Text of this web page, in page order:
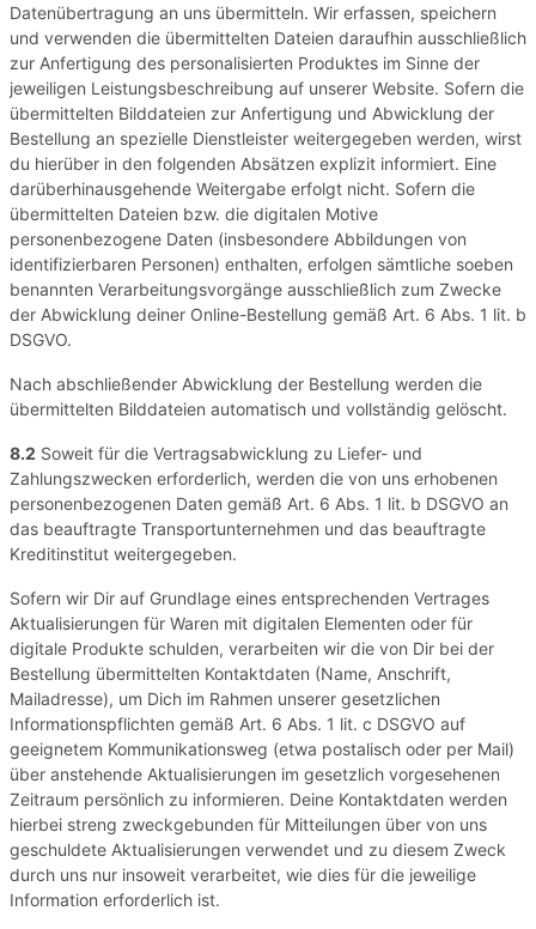
Datenübertragung an uns übermitteln. Wir erfassen, speichern
und verwenden die übermittelten Dateien daraufhin ausschließlich
zur Anfertigung des personalisierten Produktes im Sinne der
jeweiligen Leistungsbeschreibung auf unserer Website. Sofern die
übermittelten Bilddateien zur Anfertigung und Abwicklung der
Bestellung an spezielle Dienstleister weitergegeben werden, wirst
du hierüber in den folgenden Absätzen explizit informiert. Eine
darüberhinausgehende Weitergabe erfolgt nicht. Sofern die
übermittelten Dateien bzw. die digitalen Motive
personenbezogene Daten (insbesondere Abbildungen von
identifizierbaren Personen) enthalten, erfolgen sämtliche soeben
benannten Verarbeitungsvorgänge ausschließlich zum Zwecke
der Abwicklung deiner Online-Bestellung gemäß Art. 6 Abs. 1 lit. b
DSGVO.
Nach abschließender Abwicklung der Bestellung werden die
übermittelten Bilddateien automatisch und vollständig gelöscht.
8.2 Soweit für die Vertragsabwicklung zu Liefer- und
Zahlungszwecken erforderlich, werden die von uns erhobenen
personenbezogenen Daten gemäß Art. 6 Abs. 1 lit. b DSGVO an
das beauftragte Transportunternehmen und das beauftragte
Kreditinstitut weitergegeben.
Sofern wir Dir auf Grundlage eines entsprechenden Vertrages
Aktualisierungen für Waren mit digitalen Elementen oder für
digitale Produkte schulden, verarbeiten wir die von Dir bei der
Bestellung übermittelten Kontaktdaten (Name, Anschrift,
Mailadresse), um Dich im Rahmen unserer gesetzlichen
Informationspflichten gemäß Art. 6 Abs. 1 lit. c DSGVO auf
geeignetem Kommunikationsweg (etwa postalisch oder per Mail)
über anstehende Aktualisierungen im gesetzlich vorgesehenen
Zeitraum persönlich zu informieren. Deine Kontaktdaten werden
hierbei streng zweckgebunden für Mitteilungen über von uns
geschuldete Aktualisierungen verwendet und zu diesem Zweck
durch uns nur insoweit verarbeitet, wie dies für die jeweilige
Information erforderlich ist.